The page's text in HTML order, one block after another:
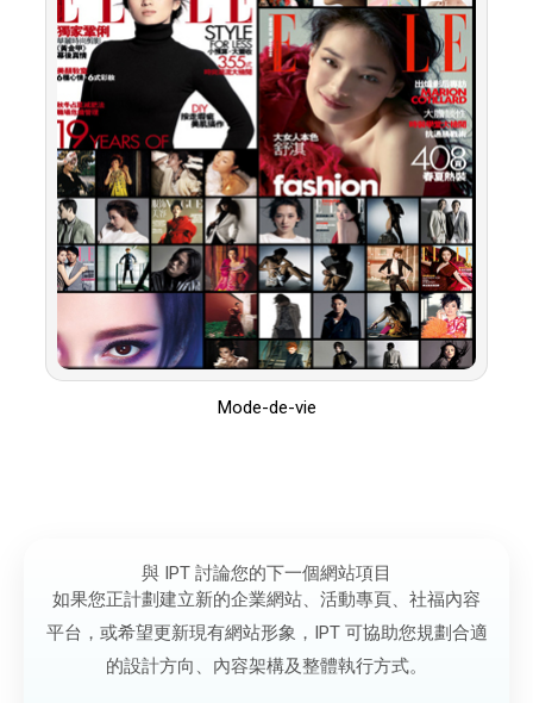
Mode-de-vie
與 IPT 討論您的下一個網站項目
如果您正計劃建立新的企業網站、活動專頁、社福內容
平台，或希望更新現有網站形象，IPT 可協助您規劃合適
的設計方向、內容架構及整體執行方式。